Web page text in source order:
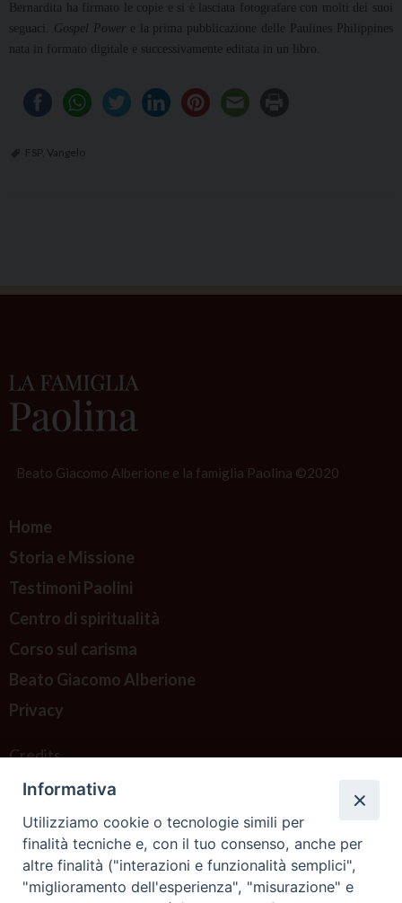
Bernardita ha firmato le copie e si è lasciata fotografare con molti dei suoi
seguaci. Gospel Power e la prima pubblicazione delle Paulines Philippines
nata in formato digitale e successivamente editata in un libro.
FSP , Vangelo
Beato Giacomo Alberione e la famiglia Paolina ©2020
Home
Storia e Missione
Testimoni Paolini
Centro di spiritualità
Corso sul carisma
Beato Giacomo Alberione
Privacy
Credits
Informativa
Utilizziamo cookie o tecnologie simili per
finalità tecniche e, con il tuo consenso, anche per
altre finalità ("interazioni e funzionalità semplici",
"miglioramento dell'esperienza", "misurazione" e